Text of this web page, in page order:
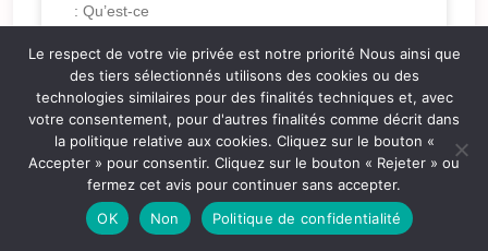
: Qu’est-ce
LIRE LA SUITE »
maintenance
Le respect de votre vie privée est notre priorité Nous ainsi que
des tiers sélectionnés utilisons des cookies ou des
technologies similaires pour des finalités techniques et, avec
votre consentement, pour d'autres finalités comme décrit dans
la politique relative aux cookies. Cliquez sur le bouton «
Accepter » pour consentir. Cliquez sur le bouton « Rejeter » ou
fermez cet avis pour continuer sans accepter.
OK
Non Politique de confidentialité